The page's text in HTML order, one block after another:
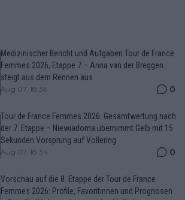
Medizinischer Bericht und Aufgaben Tour de France
Femmes 2026, Etappe 7 – Anna van der Breggen
steigt aus dem Rennen aus
Aug 07, 18:36 0
Tour de France Femmes 2026: Gesamtwertung nach
der 7. Etappe – Niewiadoma übernimmt Gelb mit 15
Sekunden Vorsprung auf Vollering
Aug 07, 18:34 0
Vorschau auf die 8. Etappe der Tour de France
Femmes 2026: Profile, Favoritinnen und Prognosen